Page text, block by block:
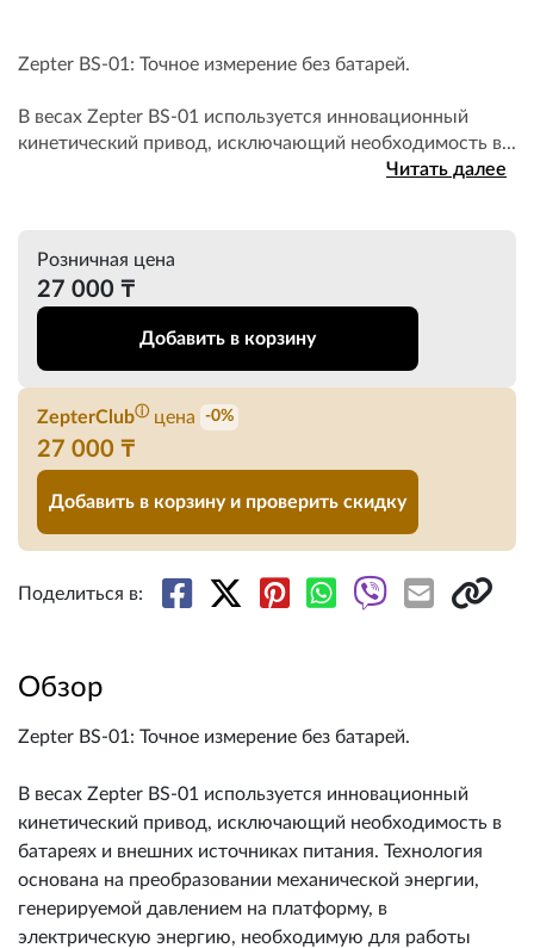
Zepter BS-01: Точное измерение без батарей.
В весах Zepter BS-01 используется инновационный
кинетический привод, исключающий необходимость в...
Читать далее
Розничная цена
27 000 ₸
Добавить в корзину
ZepterClubⓘ цена -0%
27 000 ₸
Добавить в корзину и проверить скидку
Поделиться в:
Обзор
Zepter BS-01: Точное измерение без батарей.
В весах Zepter BS-01 используется инновационный
кинетический привод, исключающий необходимость в
батареях и внешних источниках питания. Технология
основана на преобразовании механической энергии,
генерируемой давлением на платформу, в
электрическую энергию, необходимую для работы